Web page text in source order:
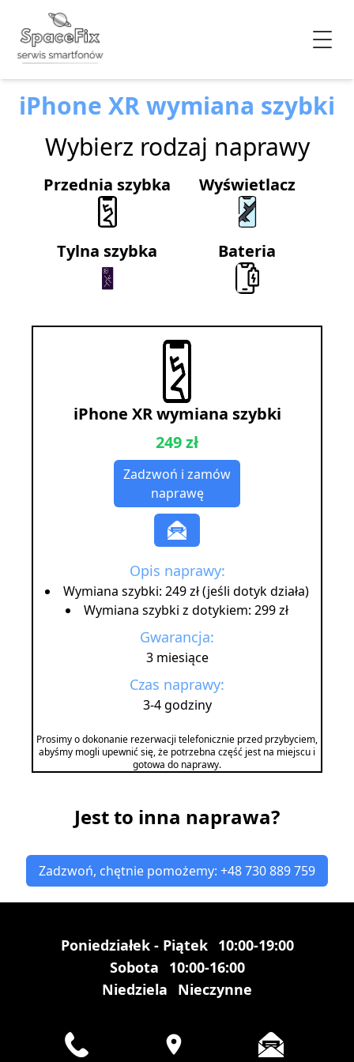
iPhone XR wymiana szybki
Wybierz rodzaj naprawy
Przednia szybka Wyświetlacz
Tylna szybka Bateria
iPhone XR wymiana szybki
249 zł
Zadzwoń i zamów
naprawę
Opis naprawy:
Wymiana szybki: 249 zł (jeśli dotyk działa)
Wymiana szybki z dotykiem: 299 zł
Gwarancja:
3 miesiące
Czas naprawy:
3-4 godziny
Prosimy o dokonanie rezerwacji telefonicznie przed przybyciem,
abyśmy mogli upewnić się, że potrzebna część jest na miejscu i
gotowa do naprawy.
Jest to inna naprawa?
Zadzwoń, chętnie pomożemy: +48 730 889 759
Poniedziałek - Piątek 10:00-19:00
Sobota
10:00-16:00
Niedziela
Nieczynne